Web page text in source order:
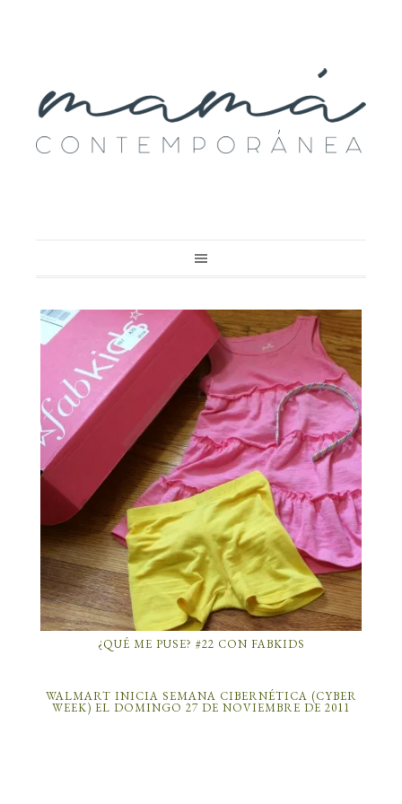
¿QUÉ ME PUSE? #22 CON FABKIDS
WALMART INICIA SEMANA CIBERNÉTICA (CYBER
WEEK) EL DOMINGO 27 DE NOVIEMBRE DE 2011